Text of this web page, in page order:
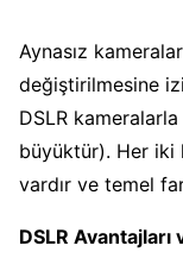
Aynasız
değiştirilmesine
DSLR
büyüktür). Her iki
vardır ve temel
DSLR Avantajları